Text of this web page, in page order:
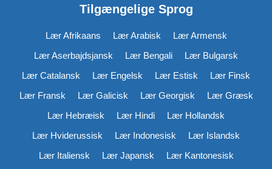
Tilgængelige Sprog
Lær Afrikaans Lær Arabisk
Lær Armensk
Lær Aserbajdsjansk
Lær Bengali
Lær Bulgarsk
Lær Catalansk
Lær Engelsk Lær Estisk
Lær Finsk
Lær Fransk
Lær Galicisk Lær Georgisk
Lær Græsk
Lær Hebræisk
Lær Hindi
Lær Hollandsk
Lær Hviderussisk
Lær Indonesisk
Lær Islandsk
Lær Italiensk
Lær Japansk
Lær Kantonesisk